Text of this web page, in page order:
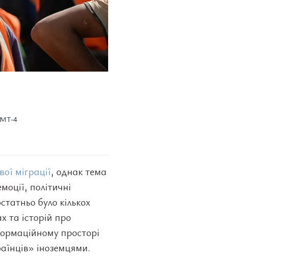
4
міграції, однак тема
політичні
було кількох
та історій про
просторі
іноземцями.